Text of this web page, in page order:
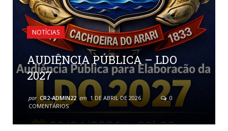
NOTÍCIAS
AUDIÊNCIA PÚBLICA – LDO
2027
por CR2-ADMIN22 em 1 DE ABRIL DE 2026
0
COMENTÁRIOS